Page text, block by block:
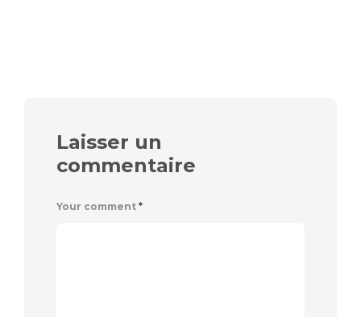
Laisser un
commentaire
Your comment *